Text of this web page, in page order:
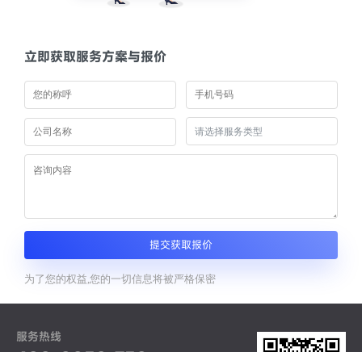
立即获取服务方案与报价
提交获取报价
为了您的权益,您的一切信息将被严格保密
服务热线